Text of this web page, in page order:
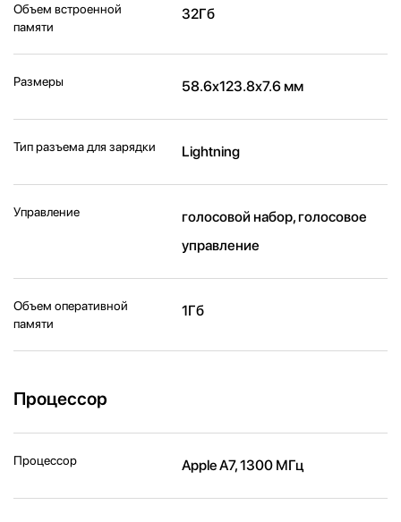
Объем встроенной
памяти
32Гб
Размеры 58.6x123.8x7.6 мм
Тип разъема для зарядки Lightning
Управление
голосовой набор, голосовое
управление
Объем оперативной
памяти
1Гб
Процессор
Процессор Apple A7, 1300 МГц